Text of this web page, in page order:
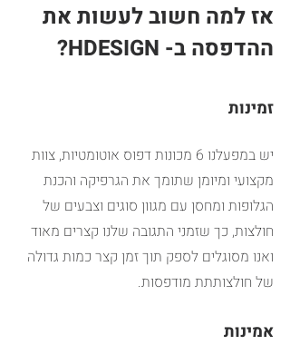
אז למה חשוב לעשות את
ההדפסה ב- HDESIGN?
זמינות
יש במפעלנו 6 מכונות דפוס אוטומטיות, צוות
מקצועי ומיומן שתומך את הגרפיקה והכנת
הגלופות ומחסן עם מגוון סוגים וצבעים של
חולצות, כך שזמני התגובה שלנו קצרים מאוד
ואנו מסוגלים לספק תוך זמן קצר כמות גדולה
של חולצותתת מודפסות.
אמינות